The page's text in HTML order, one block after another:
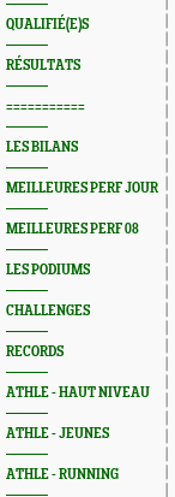
QUALIFIÉ(E)S
RÉSULTATS
===========
LES BILANS
MEILLEURES PERF JOUR
MEILLEURES PERF 08
LES PODIUMS
CHALLENGES
RECORDS
ATHLE - HAUT NIVEAU
ATHLE - JEUNES
ATHLE - RUNNING